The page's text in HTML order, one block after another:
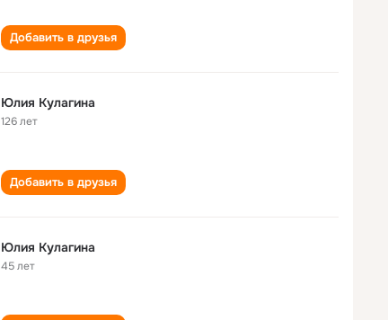
Добавить в друзья
Юлия Кулагина
126 лет
Добавить в друзья
Юлия Кулагина
45 лет